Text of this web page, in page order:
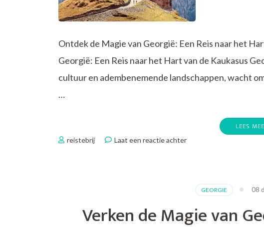
Ontdek de Magie van Georgië: Een Reis naar het
Georgië: Een Reis naar het Hart van de Kaukasus
cultuur en adembenemende landschappen, wacht
…
LEES
reistebrij Laat een reactie achterop
van
op
Jouw
GEORGIE 08
Verken de Magie van